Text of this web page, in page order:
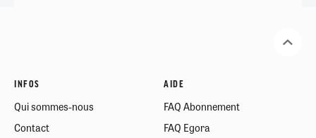
INFOS
Qui sommes-nous
Contact
AIDE
FAQ Abonnement
FAQ Egora